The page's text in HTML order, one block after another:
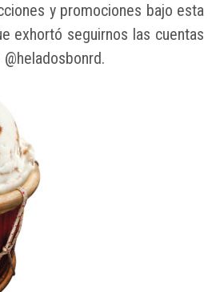
y promociones bajo esta
exhortó seguirnos las cuentas